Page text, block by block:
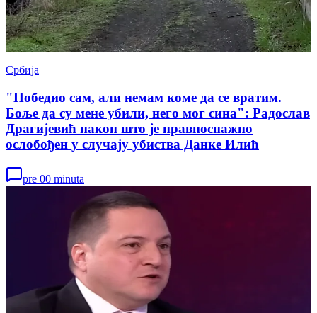
Србија
"Победио сам, али немам коме да се вратим.
Боље да су мене убили, него мог сина": Радослав
Драгијевић након што је правноснажно
ослобођен у случају убиства Данке Илић
pre 00 minuta